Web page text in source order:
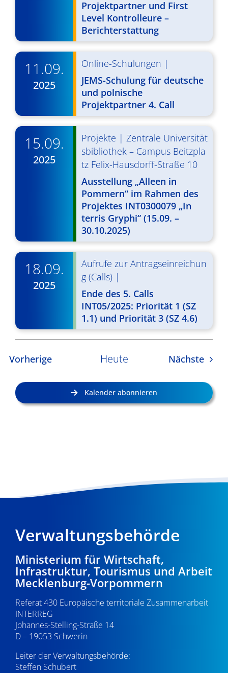
v
g
t
o
n
Projektpartner und First
Level Kontrolleure –
Berichterstattung
11.09.
2025
Online-Schulungen |
JEMS-Schulung für deutsche
und polnische
Projektpartner 4. Call
15.09.
2025
Projekte | Zentrale Universität
sbibliothek – Campus Beitzpla
tz Felix-Hausdorff-Straße 10
Ausstellung „Alleen in
Pommern“ im Rahmen des
Projektes INT0300079 „In
terris Gryphi“ (15.09. –
30.10.2025)
18.09.
2025
Aufrufe zur Antragseinreichun
g (Calls) |
Ende des 5. Calls
INT05/2025: Priorität 1 (SZ
1.1) und Priorität 3 (SZ 4.6)
VorherigeVeranstaltungen
Heute Nächste
Kalender abonnieren
Verwaltungsbehörde
Ministerium für Wirtschaft,
Infrastruktur, Tourismus und Arbeit
Mecklenburg-Vorpommern
Referat 430 Europäische territoriale Zusammenarbeit
INTERREG
Johannes-Stelling-Straße 14
D – 19053 Schwerin
Leiter der Verwaltungsbehörde:
Steffen Schubert